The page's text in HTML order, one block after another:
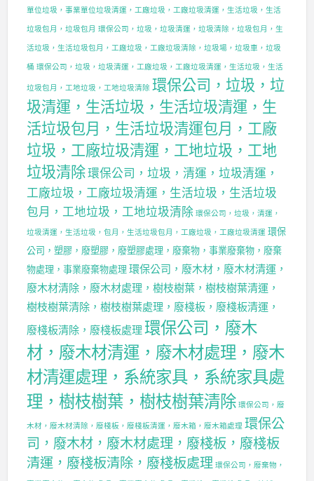
單位垃圾，事業單位垃圾清運，工廠垃圾，工廠垃圾清運，生活垃圾，生活
垃圾包月，垃圾包月 環保公司，垃圾，垃圾清運，垃圾清除，垃圾包月，生
活垃圾，生活垃圾包月，工廠垃圾，工廠垃圾清除，垃圾場，垃圾車，垃圾
桶 環保公司，垃圾，垃圾清運，工廠垃圾，工廠垃圾清運，生活垃圾，生活
垃圾包月，工地垃圾，工地垃圾清除 環保公司，垃圾，垃
圾清運，生活垃圾，生活垃圾清運，生
活垃圾包月，生活垃圾清運包月，工廠
垃圾，工廠垃圾清運，工地垃圾，工地
垃圾清除環保公司，垃圾，清運，垃圾清運，
工廠垃圾，工廠垃圾清運，生活垃圾，生活垃圾
包月，工地垃圾，工地垃圾清除 環保公司，垃圾，清運，
垃圾清運，生活垃圾，包月，生活垃圾包月，工廠垃圾，工廠垃圾清運 環保
公司，塑膠，廢塑膠，廢塑膠處理，廢棄物，事業廢棄物，廢棄
物處理，事業廢棄物處理 環保公司，廢木材，廢木材清運，
廢木材清除，廢木材處理，樹枝樹葉，樹枝樹葉清運，
樹枝樹葉清除，樹枝樹葉處理，廢棧板，廢棧板清運，
廢棧板清除，廢棧板處理 環保公司，廢木
材，廢木材清運，廢木材處理，廢木
材清運處理，系統家具，系統家具處
理，樹枝樹葉，樹枝樹葉清除 環保公司，廢
木材，廢木材清除，廢棧板，廢棧板清運，廢木箱，廢木箱處理 環保公
司，廢木材，廢木材處理，廢棧板，廢棧板
清運，廢棧板清除，廢棧板處理 環保公司，廢棄物，